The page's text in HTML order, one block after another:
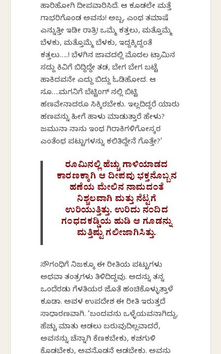
ಹಾರಿಹೋಗಿ ದೀಪವಾರಿಸಿದೆ. ಆ ಕೂಡಲೇ ಮತ್ತೆ
ಗಾಭರಿಗೊಂಡ ಅವನು! ಅಬ್ಬ, ಎಂಥ ತಮಾಷೆ
ಎನ್ನುತ್ತೀ ಇಡೀ ರಾತ್ರಿ! ಒಮ್ಮೆ ಕತ್ತಲು, ಮತ್ತೊಮ್ಮೆ
ಬೆಳಕು, ಮತ್ತೊಮ್ಮೆ ಬೆಳಕು, ಇದ್ದಕ್ಕಿದ್ದಂತೆ
ಕತ್ತಲು…..! ಬೆಳಗಿನ ಜಾವದಲ್ಲಿ ಮೊದಲ ಟ್ರಾಮಿನ
ಸದ್ದು ಕಿವಿಗೆ ಬಿದ್ದಿದ್ದೇ ತಡ, ಬೇಗ ಬೇಗ ಬಟ್ಟೆ
ಹಾಕಿದವನೇ ಎದ್ದು ಬಿದ್ದು ಓಡಿಹೋದ. ಆ
ಸೂ….ಮಗನಿಗೆ ಬೆಟ್ಟಿಂಗ್ ನಲ್ಲಿ ಬಿಟ್ಟಿ
ಹಣವೇನಾದರೂ ಸಿಕ್ಕಿರಬೇಕು. ಇಲ್ಲದಿದ್ದರೆ ಯಾರು
ಹಣವನ್ನು ಹೀಗೆ ಹಾಳು ಮಾಡುತ್ತಾರೆ ಹೇಳು?
ಜಮುನಾ ನಾನು ಇಂಥ ಗಿರಾಕಿಗಳಿಗೋಸ್ಕರ
ಎಂತೆಂಥ ಪಟ್ಟುಗಳನ್ನು ಕಲಿತಿದ್ದೇನೆ ಗೊತ್ತೇ?’
ರೂಮಿನಲ್ಲಿ ಹೆಚ್ಚು ಗಾಳಿಯಾಡದ
ಕಾರಣಕ್ಕಾಗಿ ಆ ದೀಪವು ಭಕ್ತನೊಬ್ಬನ
ಹಣೆಯ ಮೇಲಿನ ನಾಮದಂತೆ
ನಿಶ್ಚಲವಾಗಿ ಮತ್ತು ನೆಟ್ಟಗೆ
ಉರಿಯುತ್ತಿತ್ತು. ಉರಿದು ನಂದಿದ
ಗಂಧದಕಡ್ಡಿಯ ಹುಡಿ ಆ ಗೂಡನ್ನು
ಮತ್ತಿಷ್ಟು ಗಲೀಜಾಗಿಸಿತ್ತು.
ಸೌಗಂಧಿಗೆ ನಿಜಕ್ಕೂ ಈ ರೀತಿಯ ಪಟ್ಟುಗಳು
ಅಥವಾ ತಂತ್ರಗಳು ತಿಳಿದಿದ್ದವು. ಅದನ್ನು ತನ್ನ
ಒಂದೆರಡು ಗೆಳತಿಯರ ಜೊತೆ ಹಂಚಿಕೊಳ್ಳುತ್ತಾಳೆ
ಕೂಡಾ. ಅವಳ ಉಪದೇಶ ಈ ರೀತಿ ಇರುತ್ತದೆ
ಸಾಧಾರಣವಾಗಿ. ‘ಬಂದವನು ಒಳ್ಳೆಯವನಾಗಿದ್ದು,
ಹೆಚ್ಚು ಮಾತು ಆಡಲು ಬರುವುದಿಲ್ಲವಾದರೆ,
ಅವನನ್ನು ಚೆನ್ನಾಗಿ ಕೆಣಕಬೇಕು, ಕಚಗುಳಿ
ಕೊಡಬೇಕು, ಅವನೊಡನೆ ಆಡಬೇಕು. ಅವನು